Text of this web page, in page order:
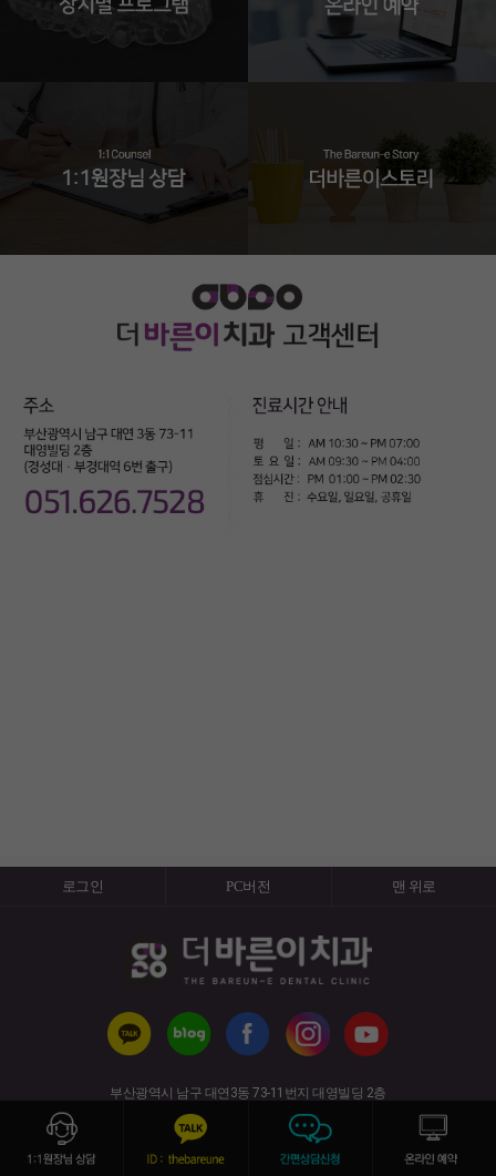
로그인 PC버전 맨 위로
부산광역시 남구 대연3동 73-11번지 대영빌딩 2층
(경성대·부경대역 6번 출구)
사업자번호 : 617-91-50820 전화번호 : 051-626-7528
copyright (c) 2019 All rights reserved.